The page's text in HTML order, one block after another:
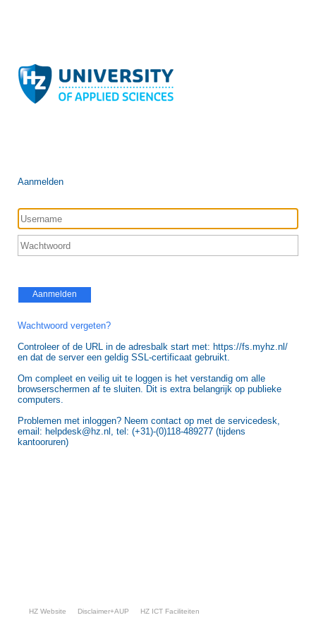
Aanmelden
Aanmelden
Wachtwoord vergeten?
Controleer of de URL in de adresbalk start met: https://fs.myhz.nl/
en dat de server een geldig SSL-certificaat gebruikt.
Om compleet en veilig uit te loggen is het verstandig om alle
browserschermen af te sluiten. Dit is extra belangrijk op publieke
computers.
Problemen met inloggen? Neem contact op met de servicedesk,
email: helpdesk@hz.nl, tel: (+31)-(0)118-489277 (tijdens
kantooruren)
HZ Website Disclaimer+AUP HZ ICT Faciliteiten